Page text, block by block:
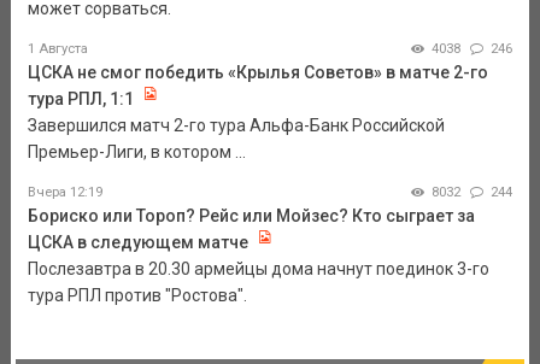
может сорваться.
1 Августа 4038 246
ЦСКА не смог победить «Крылья Советов» в матче 2-го
тура РПЛ, 1:1
Завершился матч 2-го тура Альфа-Банк Российской
Премьер-Лиги, в котором ...
Вчера 12:19 8032 244
Бориско или Тороп? Рейс или Мойзес? Кто сыграет за
ЦСКА в следующем матче
Послезавтра в 20.30 армейцы дома начнут поединок 3-го
тура РПЛ против "Ростова".